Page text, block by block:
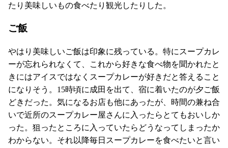
たり美味しいもの食べたり観光したりした。
ご飯
やはり美味しいご飯は印象に残っている。特にスープカレ
ーが忘れられなくて、これから好きな食べ物を聞かれたと
きにはアイスではなくスープカレーが好きだと答えること
になりそう。15時頃に成田を出て、宿に着いたのが夕ご飯
どきだった。気になるお店も他にあったが、時間の兼ね合
いで近所のスープカレー屋さんに入ったらとてもおいしか
った。狙ったところに入っていたらどうなってしまったか
わからない。それ以降毎日スープカレーを食べたいと言い